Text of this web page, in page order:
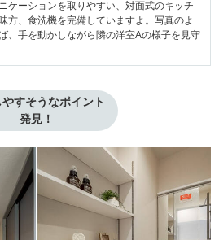
ケーションを取りやすい、対面式のキッチ
方、食洗機を完備していますよ。写真のよ
、手を動かしながら隣の洋室Aの様子を見守
すそうなポイント
発見！